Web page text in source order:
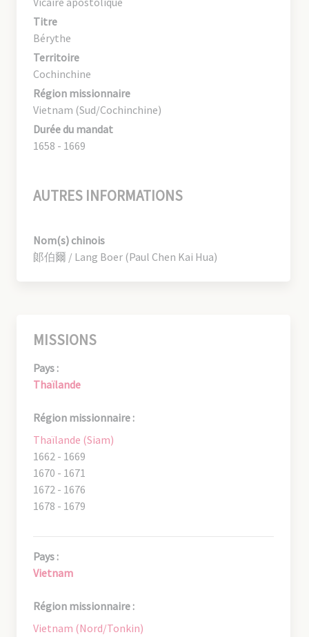
Titre
Bérythe
Territoire
Cochinchine
Région missionnaire
Vietnam (Sud/Cochinchine)
Durée du mandat
1658 - 1669
AUTRES INFORMATIONS
Nom(s) chinois
郞伯爾 / Lang Boer (Paul Chen Kai Hua)
MISSIONS
Pays :
Thaïlande
Région missionnaire :
Thaïlande (Siam)
1662 - 1669
1670 - 1671
1672 - 1676
1678 - 1679
Pays :
Vietnam
Région missionnaire :
Vietnam (Nord/Tonkin)